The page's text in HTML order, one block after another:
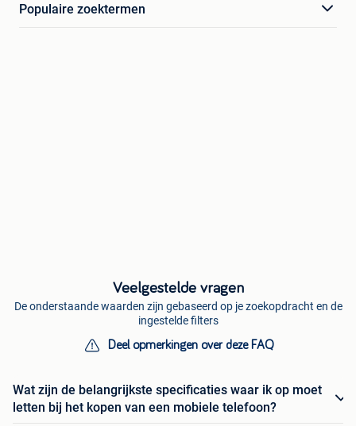
Populaire zoektermen
Veelgestelde vragen
De onderstaande waarden zijn gebaseerd op je zoekopdracht en de
ingestelde filters
Deel opmerkingen over deze FAQ
Wat zijn de belangrijkste specificaties waar ik op moet
letten bij het kopen van een mobiele telefoon?